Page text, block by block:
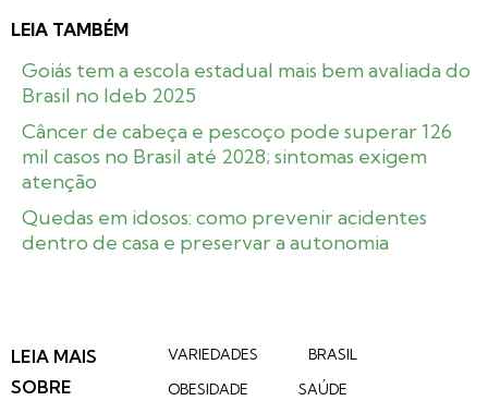
LEIA TAMBÉM
Goiás tem a escola estadual mais bem avaliada do
Brasil no Ideb 2025
Câncer de cabeça e pescoço pode superar 126
mil casos no Brasil até 2028; sintomas exigem
atenção
Quedas em idosos: como prevenir acidentes
dentro de casa e preservar a autonomia
LEIA MAIS
SOBRE
VARIEDADES
BRASIL
OBESIDADE
SAÚDE